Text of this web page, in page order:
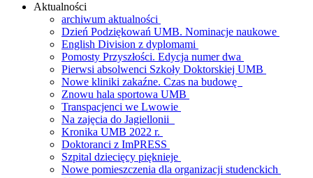
Aktualności
archiwum aktualności
Dzień Podziękowań UMB. Nominacje naukowe
English Division z dyplomami
Pomosty Przyszłości. Edycja numer dwa
Pierwsi absolwenci Szkoły Doktorskiej UMB
Nowe kliniki zakaźne. Czas na budowę
Znowu hala sportowa UMB
Transpacjenci we Lwowie
Na zajęcia do Jagiellonii
Kronika UMB 2022 r.
Doktoranci z ImPRESS
Szpital dziecięcy pięknieje
Nowe pomieszczenia dla organizacji studenckich